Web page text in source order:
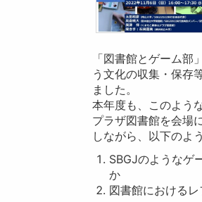
「図書館とゲーム
う文化の収集・保存
ました。
本年度も、このよう
プラザ図書館を会場
しながら、以下のよ
SBGJのようなゲ
か
図書館における